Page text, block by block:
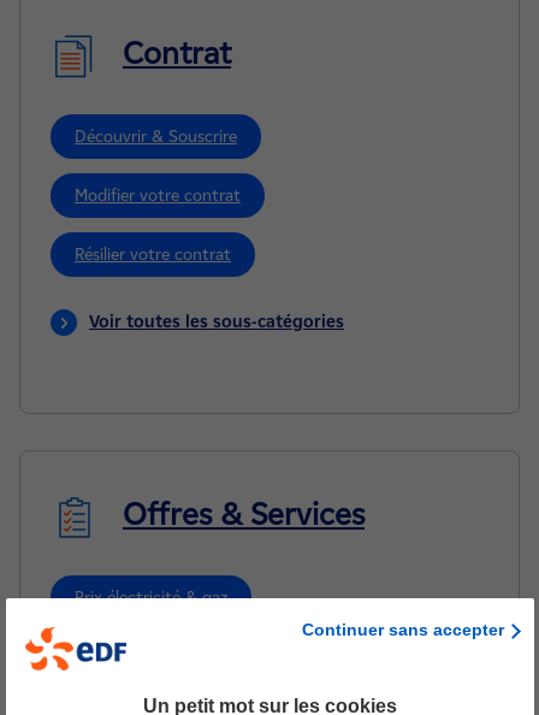
Contrat
Découvrir & Souscrire
Modifier votre contrat
Résilier votre contrat
Voir toutes les sous-catégories
Offres & Services
Prix électricité & gaz
Offres électricité & gaz
Continuer sans accepter
Un petit mot sur les cookies